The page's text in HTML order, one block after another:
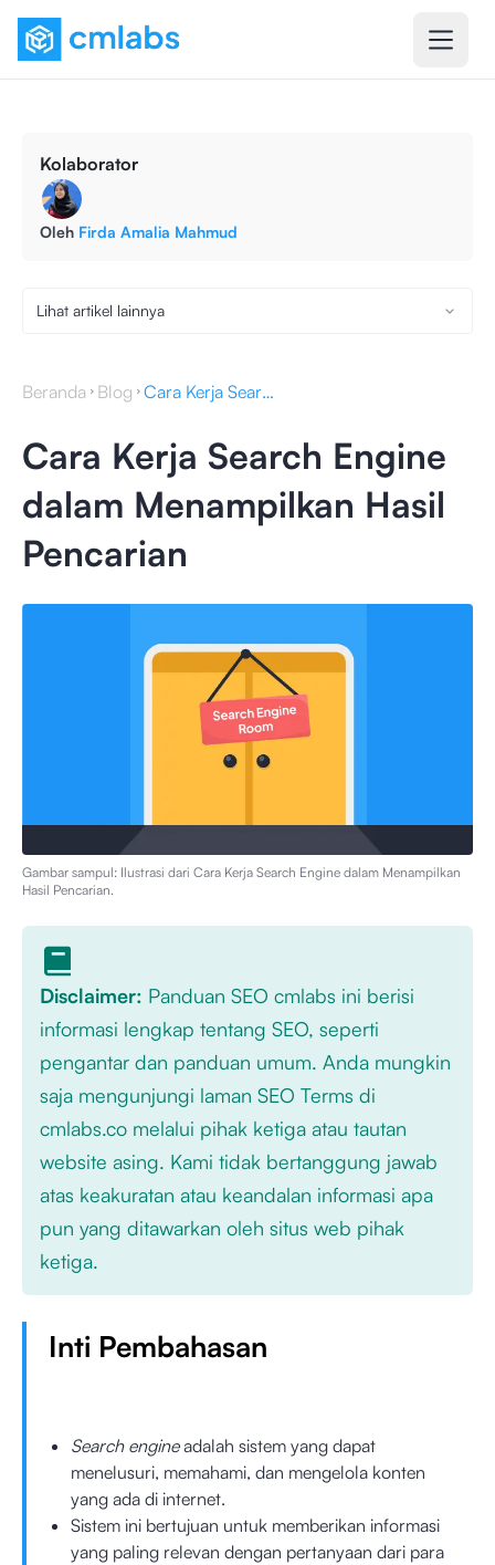
Kolaborator
Oleh Firda Amalia Mahmud
Lihat artikel lainnya
Beranda Blog Cara Kerja Search Engine dalam Menampilkan Hasil Pencarian
Cara Kerja Search Engine
dalam Menampilkan Hasil
Pencarian
Gambar sampul: Ilustrasi dari Cara Kerja Search Engine dalam Menampilkan
Hasil Pencarian.
Disclaimer: Panduan SEO cmlabs ini berisi
informasi lengkap tentang SEO, seperti
pengantar dan panduan umum. Anda mungkin
saja mengunjungi laman SEO Terms di
cmlabs.co melalui pihak ketiga atau tautan
website asing. Kami tidak bertanggung jawab
atas keakuratan atau keandalan informasi apa
pun yang ditawarkan oleh situs web pihak
ketiga.
Inti Pembahasan
Search engineadalah sistem yang dapat
menelusuri, memahami, dan mengelola konten
yang ada di internet.
Sistem ini bertujuan untuk memberikan informasi
yang paling relevan dengan pertanyaan dari para